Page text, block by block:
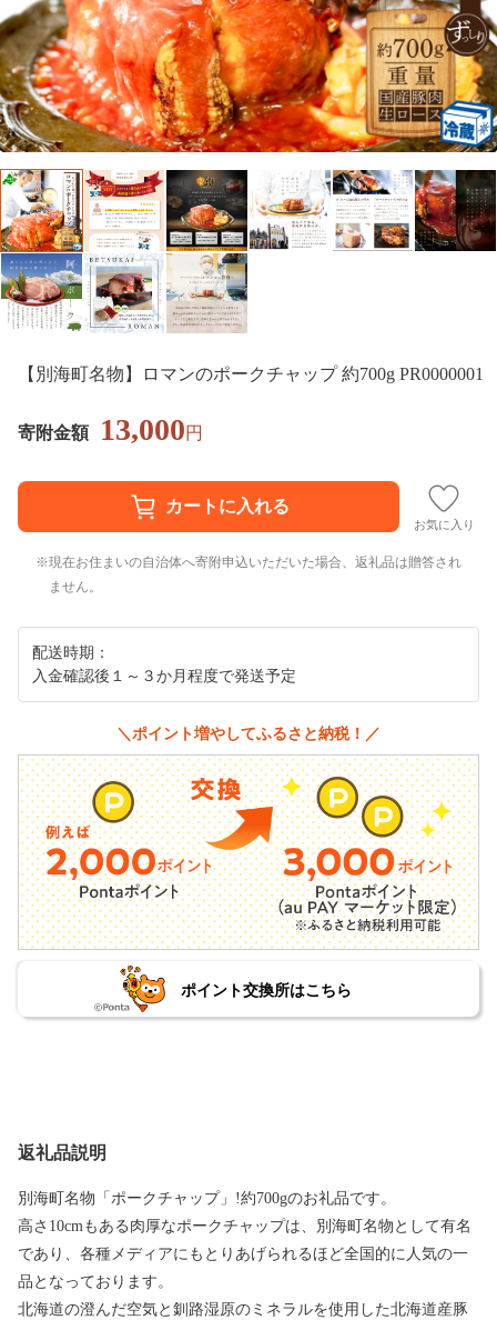
【別海町名物】ロマンのポークチャップ 約700g PR0000001
寄附金額 13,000円
お気に入り
現在お住まいの自治体へ寄附申込いただいた場合、返礼品は贈答され
ません。
配送時期：
入金確認後１～３か月程度で発送予定
＼ポイント増やしてふるさと納税！／
ポイント交換所はこちら
返礼品説明
別海町名物「ポークチャップ」!約700gのお礼品です。
高さ10cmもある肉厚なポークチャップは、別海町名物として有名
であり、各種メディアにもとりあげられるほど全国的に人気の一
品となっております。
北海道の澄んだ空気と釧路湿原のミネラルを使用した北海道産豚